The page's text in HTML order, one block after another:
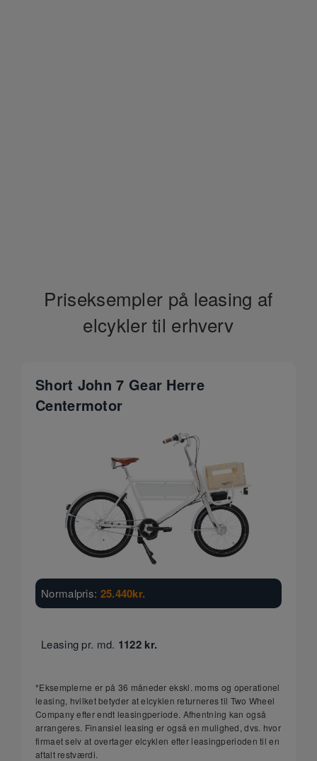
Priseksempler på leasing af
elcykler til erhverv
Short John 7 Gear Herre
Centermotor
Normalpris: 25.440kr.
Leasing pr. md. 1122 kr.
*Eksemplerne er på 36 måneder ekskl. moms og operationel
leasing, hvilket betyder at elcyklen returneres til Two Wheel
Company efter endt leasingperiode. Afhentning kan også
arrangeres. Finansiel leasing er også en mulighed, dvs. hvor
firmaet selv at overtager elcyklen efter leasingperioden til en
aftalt restværdi.